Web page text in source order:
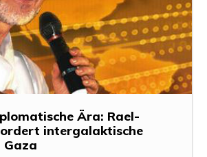
Ära: Rael-
intergalaktische
Gaza